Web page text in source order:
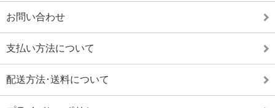
お問い合わせ
支払い方法について
配送方法･送料について